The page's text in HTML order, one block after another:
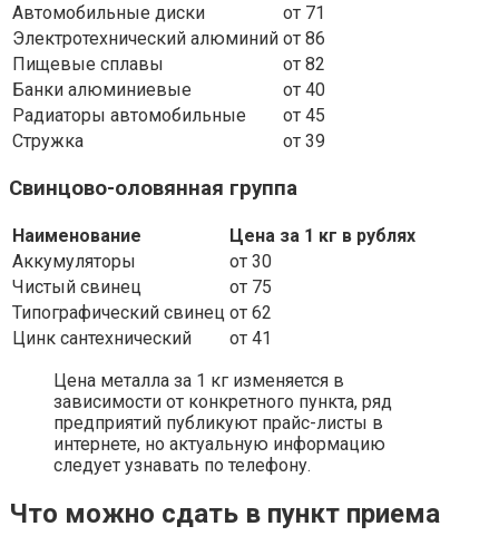
Автомобильные диски
от 71
Электротехнический алюминий от 86
Пищевые сплавы
от 82
Банки алюминиевые
от 40
Радиаторы автомобильные
от 45
Стружка
от 39
Свинцово-оловянная группа
Наименование
Цена за 1 кг в рублях
Аккумуляторы
от 30
Чистый свинец
от 75
Типографический свинец от 62
Цинк сантехнический
от 41
Цена металла за 1 кг изменяется в
зависимости от конкретного пункта, ряд
предприятий публикуют прайс-листы в
интернете, но актуальную информацию
следует узнавать по телефону.
Что можно сдать в пункт приема